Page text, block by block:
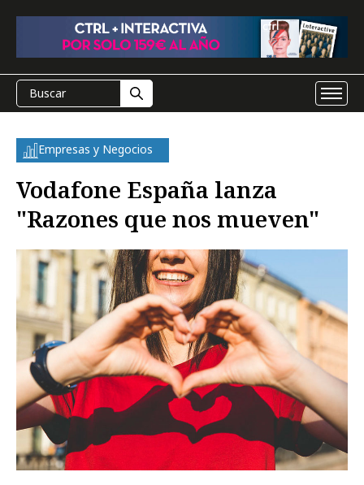
Empresas y Negocios
Vodafone España lanza
"Razones que nos mueven"